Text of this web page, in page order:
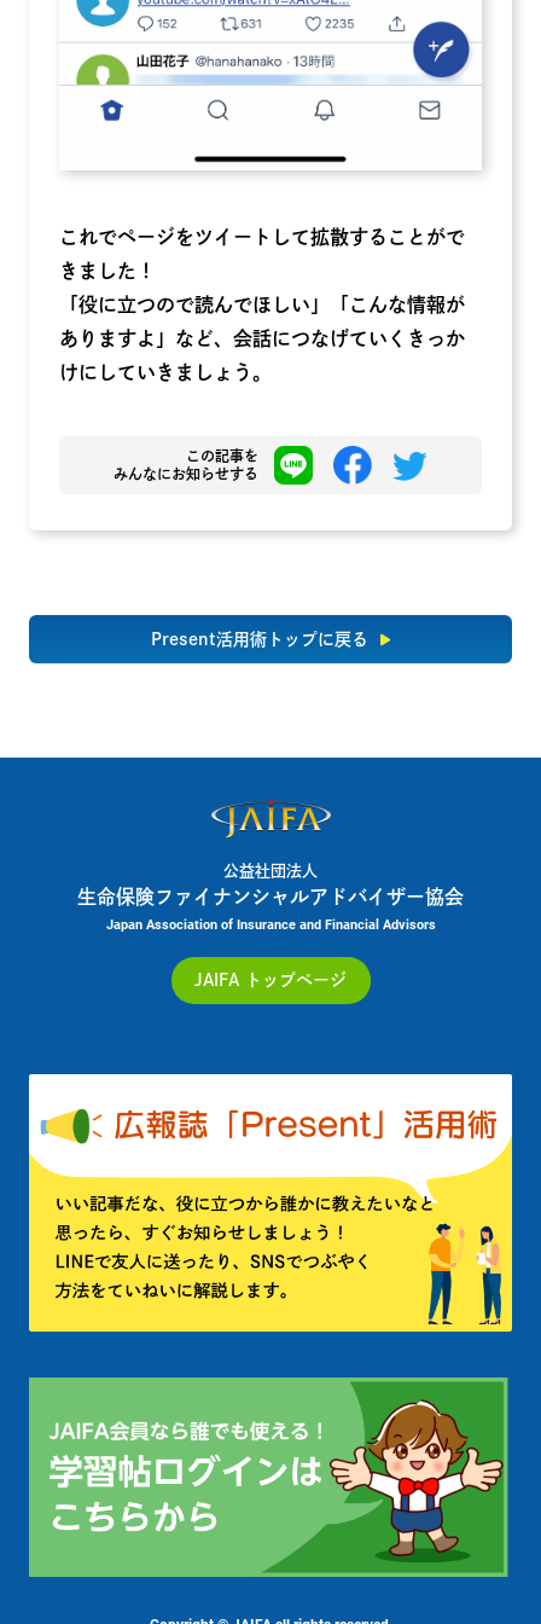
これでページをツイートして拡散することがで
きました！
「役に立つので読んでほしい」「こんな情報が
ありますよ」など、会話につなげていくきっか
けにしていきましょう。
この記事を
みんなにお知らせする
Present活用術トップに戻る
公益社団法人
生命保険ファイナンシャルアドバイザー協会
Japan Association of Insurance and Financial Advisors
JAIFA トップページ